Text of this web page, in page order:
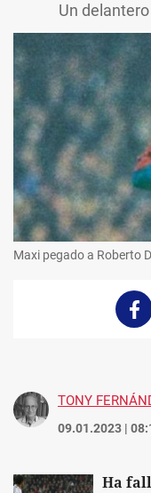
Un
Maxi pegado a Roberto
TONY
09.01.2023 |
Ha